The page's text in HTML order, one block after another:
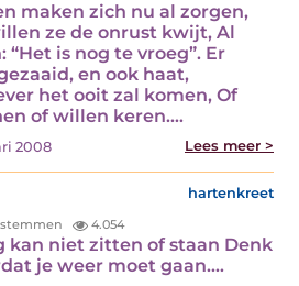
maken zich nu al zorgen,
ze de onrust kwijt, Al
is nog te vroeg”. Er
en ook haat,
het ooit zal komen, Of
of willen keren.…
2008 Lees meer >
hartenkreet
stemmen 4.054
kan niet zitten of staan Denk
je weer moet gaan.…